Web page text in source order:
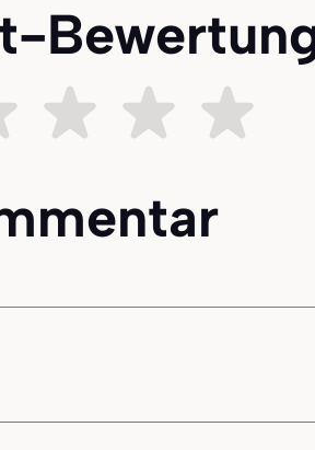
Ziemlich unzufrieden
Teils teils Ziemlich